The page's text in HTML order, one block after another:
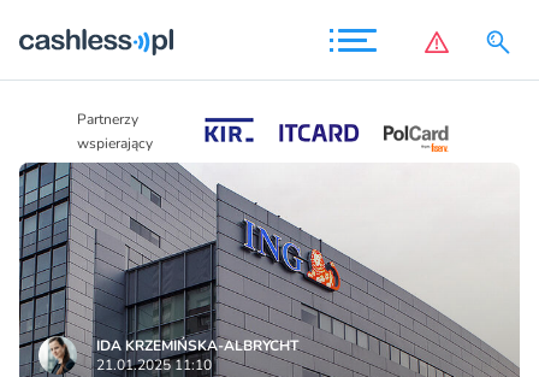
Partnerzy
wspierający
IDA KRZEMIŃSKA-ALBRYCHT
21.01.2025 11:10